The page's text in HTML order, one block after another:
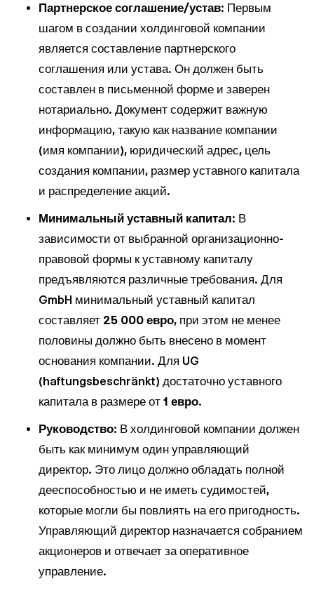
Партнерское соглашение/устав: Первым
шагом в создании холдинговой компании
является составление партнерского
соглашения или устава. Он должен быть
составлен в письменной форме и заверен
нотариально. Документ содержит важную
информацию, такую как название компании
(имя компании), юридический адрес, цель
создания компании, размер уставного капитала
и распределение акций.
Минимальный уставный капитал: В
зависимости от выбранной организационно-
правовой формы к уставному капиталу
предъявляются различные требования. Для
GmbH минимальный уставный капитал
составляет 25 000 евро, при этом не менее
половины должно быть внесено в момент
основания компании. Для UG
(haftungsbeschränkt) достаточно уставного
капитала в размере от 1 евро.
Руководство: В холдинговой компании должен
быть как минимум один управляющий
директор. Это лицо должно обладать полной
дееспособностью и не иметь судимостей,
которые могли бы повлиять на его пригодность.
Управляющий директор назначается собранием
акционеров и отвечает за оперативное
управление.